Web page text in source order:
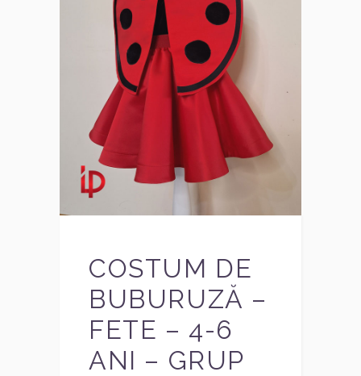
COSTUM DE
BUBURUZĂ –
FETE – 4-6
ANI – GRUP